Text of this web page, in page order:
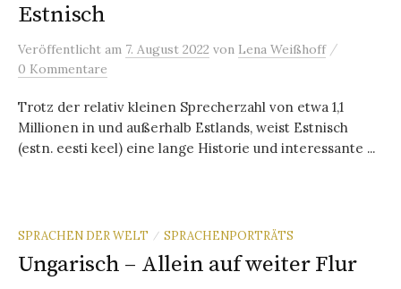
Estnisch
Veröffentlicht am 7. August 2022 von Lena Weißhoff /
0 Kommentare
Trotz der relativ kleinen Sprecherzahl von etwa 1,1
Millionen in und außerhalb Estlands, weist Estnisch
(estn. eesti keel) eine lange Historie und interessante ...
SPRACHEN DER WELT / SPRACHENPORTRÄTS
Ungarisch – Allein auf weiter Flur